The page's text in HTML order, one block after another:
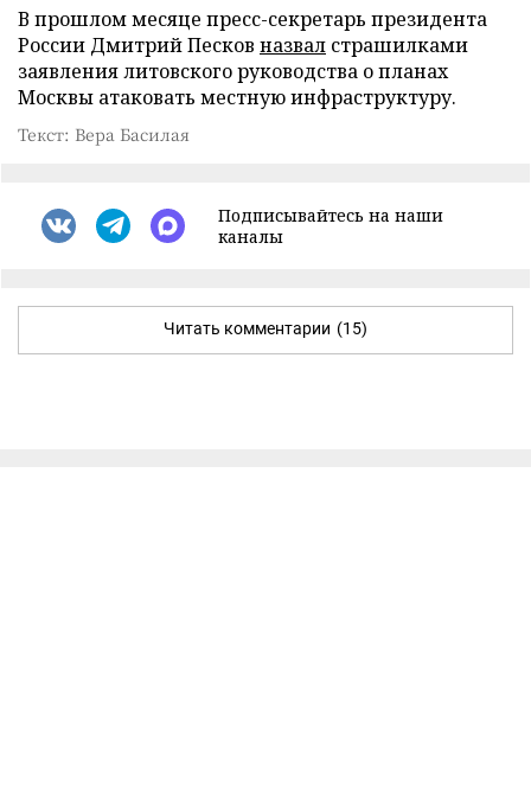
В прошлом месяце пресс-секретарь президента
России Дмитрий Песков назвал страшилками
заявления литовского руководства о планах
Москвы атаковать местную инфраструктуру.
Текст: Вера Басилая
Подписывайтесь на наши
каналы
Читать комментарии (15)